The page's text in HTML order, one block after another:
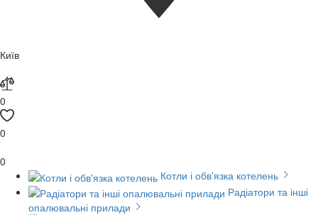
Київ
0
0
0
Котли і обв'язка котелень
Радіатори та інші
опалювальні прилади